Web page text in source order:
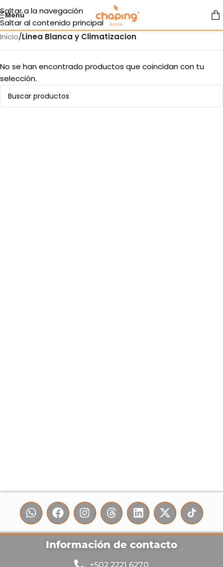
Saltar a la navegación
Saltar al contenido principal
Menú
Inicio/Linea Blanca y Climatizacion
No se han encontrado productos que coincidan con tu
selección.
Información de contacto
+502 2221 6270